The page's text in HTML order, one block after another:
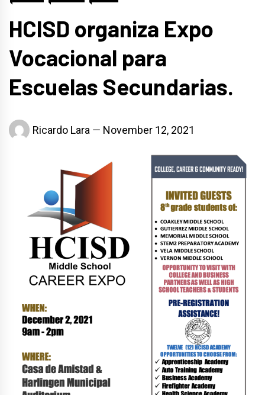
HCISD organiza Expo
Vocacional para
Escuelas Secundarias.
Ricardo Lara November 12, 2021